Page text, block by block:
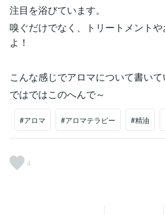
注目を浴びています。
嗅ぐだけでなく、トリートメント
よ！
こんな感じでアロマについて書い
ではではこのへんで～
#アロマ #アロマテラピー #精油
4